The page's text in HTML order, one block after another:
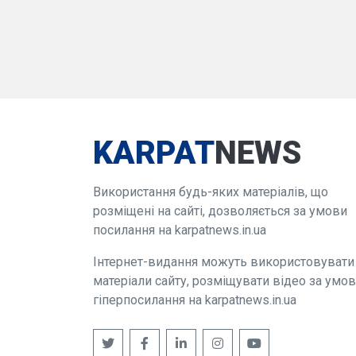
KARPATNEWS
Використання будь-яких матеріалів, що
розміщені на сайті, дозволяється за умови
посилання на karpatnews.in.ua
Інтернет-видання можуть використовувати
матеріали сайту, розміщувати відео за
гіперпосилання на karpatnews.in.ua